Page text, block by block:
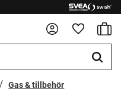
Gas & tillbehör